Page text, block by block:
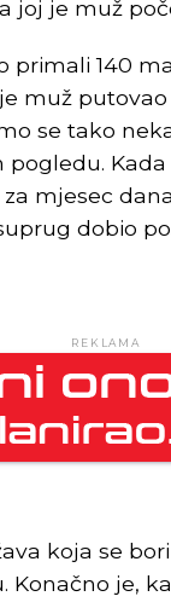
joj je muž
primali 140
muž
se tako
mjesec
dobio
REKLAMA
koja se
je,